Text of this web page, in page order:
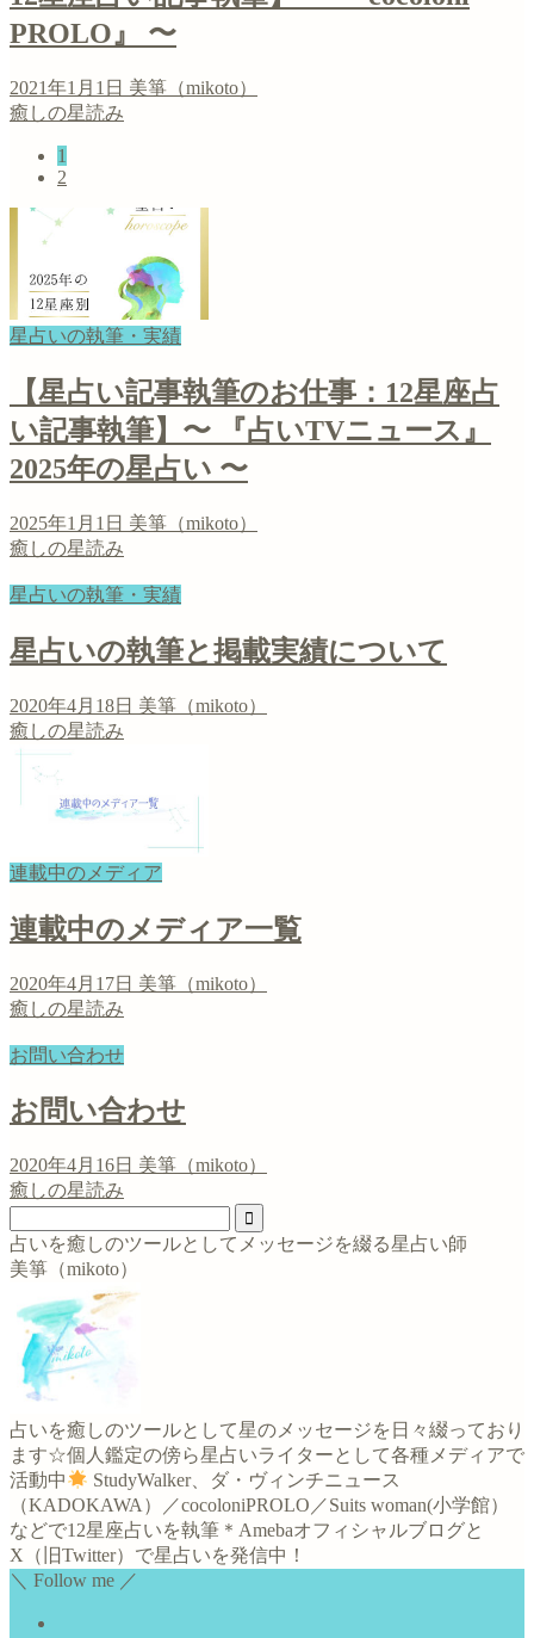
PROLO』 〜
2021年1月1日 美箏（mikoto）
癒しの星読み
1
2
星占いの執筆・実績
【星占い記事執筆のお仕事：12星座占
い記事執筆】〜 『占いTVニュース』
2025年の星占い 〜
2025年1月1日 美箏（mikoto）
癒しの星読み
星占いの執筆・実績
星占いの執筆と掲載実績について
2020年4月18日 美箏（mikoto）
癒しの星読み
連載中のメディア
連載中のメディア一覧
2020年4月17日 美箏（mikoto）
癒しの星読み
お問い合わせ
お問い合わせ
2020年4月16日 美箏（mikoto）
癒しの星読み
占いを癒しのツールとしてメッセージを綴る星占い師
美箏（mikoto）
占いを癒しのツールとして星のメッセージを日々綴っており
ます☆個人鑑定の傍ら星占いライターとして各種メディアで
活動中
StudyWalker、ダ・ヴィンチニュース
（KADOKAWA）／cocoloniPROLO／Suits woman(小学館）
などで12星座占いを執筆＊Amebaオフィシャルブログと
X（旧Twitter）で星占いを発信中！
＼ Follow me ／